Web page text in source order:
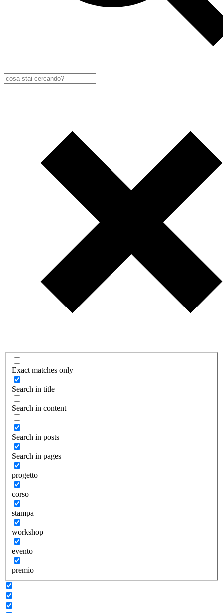
Exact matches only
Search in title
Search in content
Search in posts
Search in pages
progetto
corso
stampa
workshop
evento
premio